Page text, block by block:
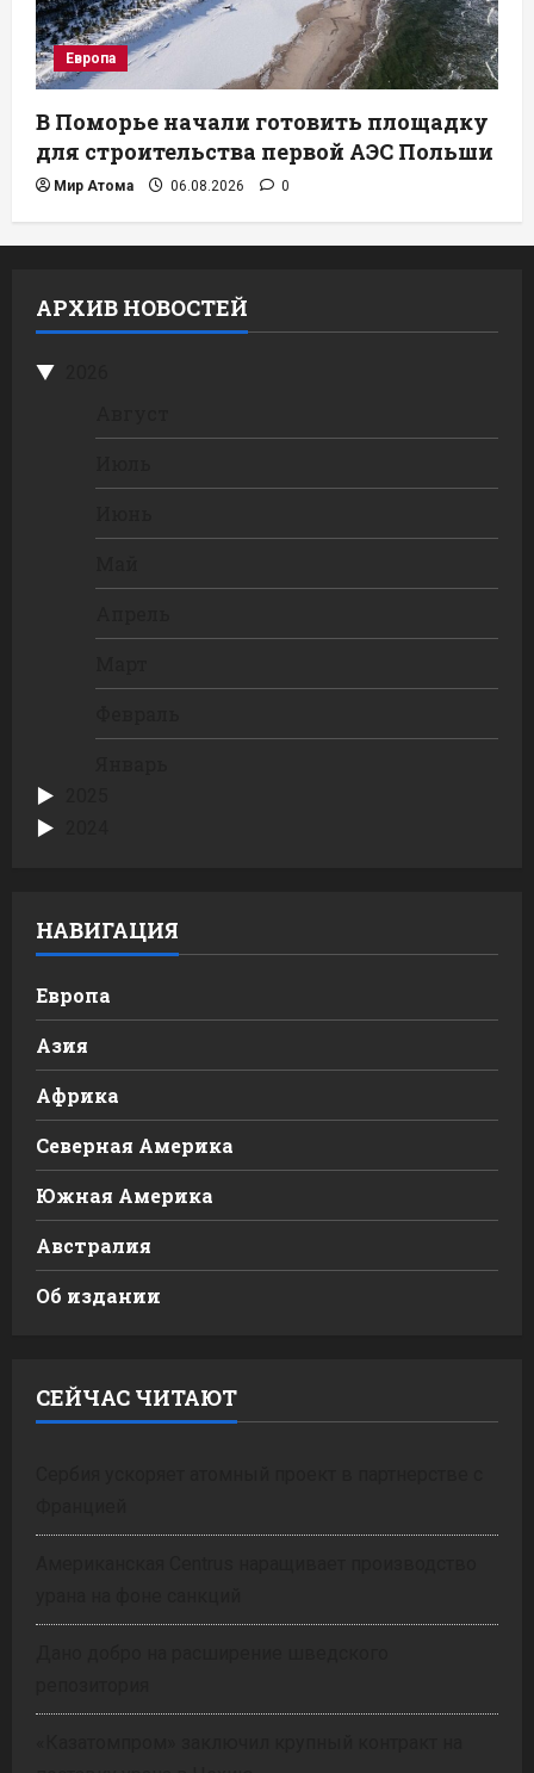
Европа
В Поморье начали готовить площадку
для строительства первой АЭС Польши
Мир Атома 06.08.2026 0
АРХИВ НОВОСТЕЙ
НАВИГАЦИЯ
Европа
Азия
Африка
Северная Америка
Южная Америка
Австралия
Об издании
СЕЙЧАС ЧИТАЮТ